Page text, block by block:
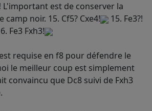
L'important est de conserver la
noir. 15. Cf5? Cxe4!
15. Fe3?!
Fe3 Fxh3!
requise en f8 pour défendre le
le meilleur coup est simplement
convaincu que Dc8 suivi de Fxh3